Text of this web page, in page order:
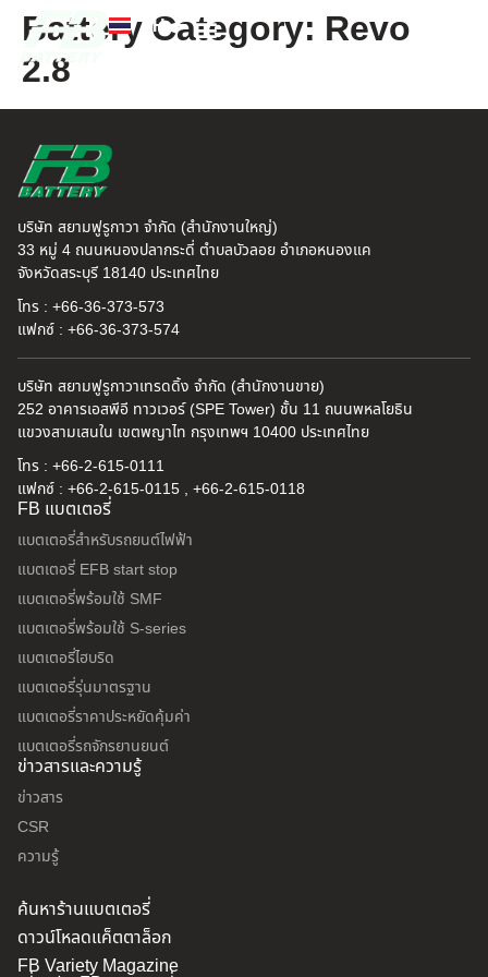
TH
EN
Battery Category: Revo
2.8
บริษัท สยามฟูรูกาวา จำกัด (สำนักงานใหญ่)
33 หมู่ 4 ถนนหนองปลากระดี่ ตำบลบัวลอย อำเภอหนองแค
จังหวัดสระบุรี 18140 ประเทศไทย
โทร : +66-36-373-573
แฟกซ์ : +66-36-373-574
บริษัท สยามฟูรูกาวาเทรดดิ้ง จำกัด (สำนักงานขาย)
252 อาคารเอสพีอี ทาวเวอร์ (SPE Tower) ชั้น 11 ถนนพหลโยธิน
แขวงสามเสนใน เขตพญาไท กรุงเทพฯ 10400 ประเทศไทย
โทร : +66-2-615-0111
แฟกซ์ : +66-2-615-0115 , +66-2-615-0118
FB แบตเตอรี่
แบตเตอรี่สำหรับรถยนต์ไฟฟ้า
แบตเตอรี่ EFB start stop
แบตเตอรี่พร้อมใช้ SMF
แบตเตอรี่พร้อมใช้ S-series
แบตเตอรี่ไฮบริด
แบตเตอรี่รุ่นมาตรฐาน
แบตเตอรี่ราคาประหยัดคุ้มค่า
แบตเตอรี่รถจักรยานยนต์
ข่าวสารและความรู้
ข่าวสาร
CSR
ความรู้
ค้นหาร้านแบตเตอรี่
ดาวน์โหลดแค็ตตาล็อก
FB Variety Magazine